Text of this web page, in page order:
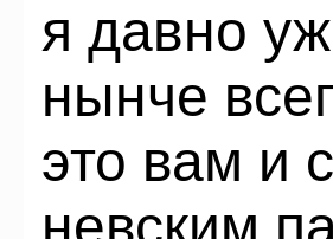
я давно
нынче
это вам и
невским